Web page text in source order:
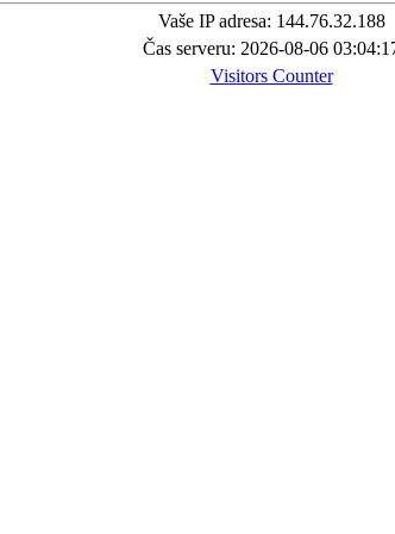
Vaše IP adresa: 144.76.32.188
Čas serveru: 2026-08-06
Visitors Counter